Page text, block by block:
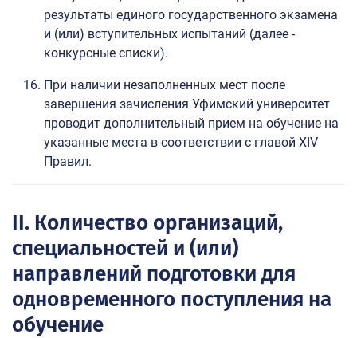
результаты единого государственного экзамена
и (или) вступительных испытаний (далее -
конкурсные списки).
При наличии незаполненных мест после
завершения зачисления Уфимский университет
проводит дополнительный прием на обучение на
указанные места в соответствии с главой XIV
Правил.
II. Количество организаций,
специальностей и (или)
направлений подготовки для
одновременного поступления на
обучение